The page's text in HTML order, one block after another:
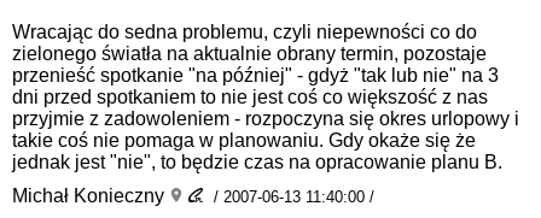
Wracając do sedna problemu, czyli niepewności co do
zielonego światła na aktualnie obrany termin, pozostaje
przenieść spotkanie "na później" - gdyż "tak lub nie" na 3
dni przed spotkaniem to nie jest coś co większość z nas
przyjmie z zadowoleniem - rozpoczyna się okres urlopowy i
takie coś nie pomaga w planowaniu. Gdy okaże się że
jednak jest "nie", to będzie czas na opracowanie planu B.
Michał Konieczny
/ 2007-06-13 11:40:00 /